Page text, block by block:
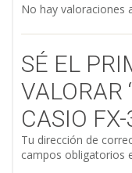
No hay valoraciones
SÉ EL
VALORAR
CASIO
Tu dirección de
campos obligatorios